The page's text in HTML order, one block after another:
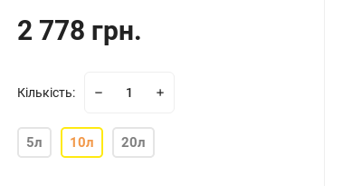
2 778 грн.
Кількість:
5л 10л 20л